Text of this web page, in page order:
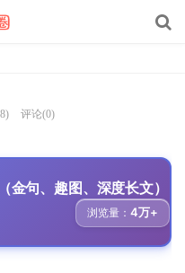
评论(0)
金句、趣图、深度长文）
浏览量：4万+